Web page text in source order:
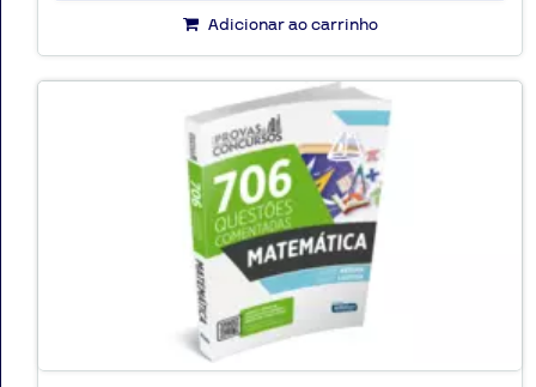
Adicionar ao carrinho